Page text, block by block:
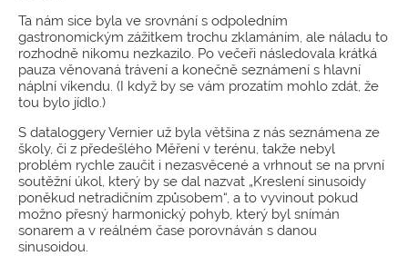
Ta nám sice byla ve srovnání s odpoledním
gastronomickým zážitkem trochu zklamáním, ale náladu to
rozhodně nikomu nezkazilo. Po večeři následovala krátká
pauza věnovaná trávení a konečně seznámení s hlavní
náplní víkendu. (I když by se vám prozatím mohlo zdát, že
tou bylo jídlo.)
S dataloggery Vernier už byla většina z nás seznámena ze
školy, či z předešlého Měření v terénu, takže nebyl
problém rychle zaučit i nezasvěcené a vrhnout se na první
soutěžní úkol, který by se dal nazvat „Kreslení sinusoidy
poněkud netradičním způsobem“, a to vyvinout pokud
možno přesný harmonický pohyb, který byl snímán
sonarem a v reálném čase porovnáván s danou
sinusoidou.